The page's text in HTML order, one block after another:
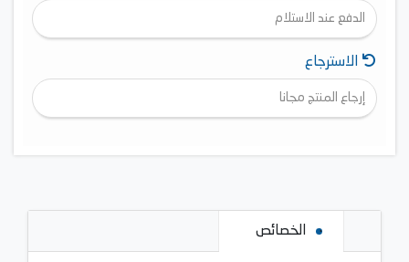
الدفع عند الاستلام
الاسترجاع
إرجاع المنتج مجانا
الخصائص